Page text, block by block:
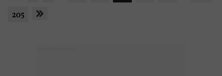
205